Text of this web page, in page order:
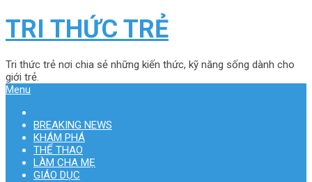
TRI THỨC TRẺ
Tri thức trẻ nơi chia sẻ những kiến thức, kỹ năng sống dành cho
giới trẻ.
Menu
BREAKING NEWS
KHÁM PHÁ
THỂ THAO
LÀM CHA MẸ
GIÁO DỤC